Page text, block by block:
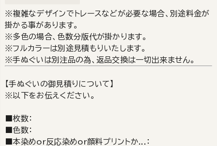
※複雑なデザインでトレースなどが必要な場合、別途料金が
掛かる事があります。
※多色の場合、色数分版代が掛かります。
※フルカラーは別途見積もりいたします。
※手ぬぐいは別注品の為、返品交換は一切出来ません。
【手ぬぐいの御見積りについて】
※以下をお伝えください。
■枚数：
■色数：
■本染めor反応染めor顔料プリントか...：